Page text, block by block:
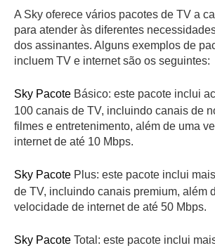
A Sky oferece vários pacotes de TV a
para atender às diferentes
dos assinantes. Alguns exemplos de
incluem TV e internet são os seguintes:
Sky Pacote Básico: este pacote inclui
100 canais de TV, incluindo canais de
filmes e entretenimento, além de uma
internet de até 10 Mbps.
Sky Pacote Plus: este pacote inclui
de TV, incluindo canais premium, além
velocidade de internet de até 50 Mbps.
Sky Pacote Total: este pacote inclui